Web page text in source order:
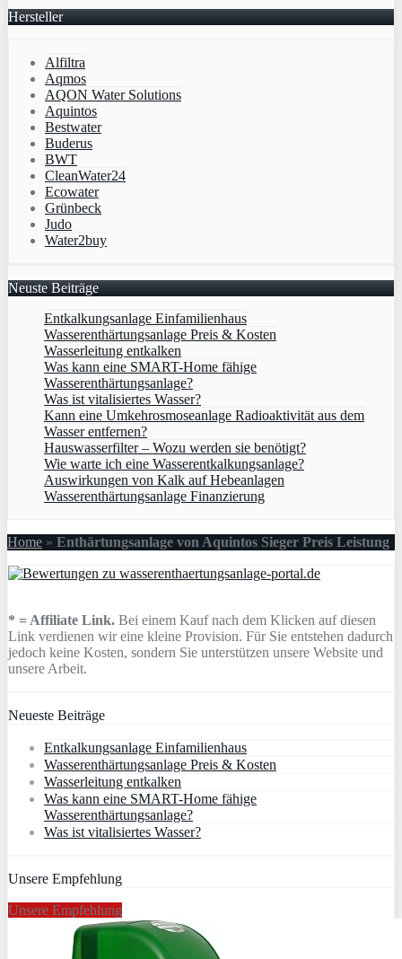
Hersteller
Alfiltra
Aqmos
AQON Water Solutions
Aquintos
Bestwater
Buderus
BWT
CleanWater24
Ecowater
Grünbeck
Judo
Water2buy
Neuste Beiträge
Entkalkungsanlage Einfamilienhaus
Wasserenthärtungsanlage Preis & Kosten
Wasserleitung entkalken
Was kann eine SMART-Home fähige
Wasserenthärtungsanlage?
Was ist vitalisiertes Wasser?
Kann eine Umkehrosmoseanlage Radioaktivität aus dem
Wasser entfernen?
Hauswasserfilter – Wozu werden sie benötigt?
Wie warte ich eine Wasserentkalkungsanlage?
Auswirkungen von Kalk auf Hebeanlagen
Wasserenthärtungsanlage Finanzierung
Home » Enthärtungsanlage von Aquintos Sieger Preis Leistung
* = Affiliate Link. Bei einem Kauf nach dem Klicken auf diesen
Link verdienen wir eine kleine Provision. Für Sie entstehen dadurch
jedoch keine Kosten, sondern Sie unterstützen unsere Website und
unsere Arbeit.
Neueste Beiträge
Entkalkungsanlage Einfamilienhaus
Wasserenthärtungsanlage Preis & Kosten
Wasserleitung entkalken
Was kann eine SMART-Home fähige
Wasserenthärtungsanlage?
Was ist vitalisiertes Wasser?
Unsere Empfehlung
Unsere Empfehlung